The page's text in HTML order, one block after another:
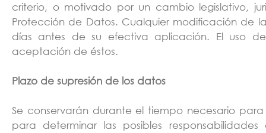
criterio, o motivado por un cambio legislativo,
Protección de Datos. Cualquier modificación de
días antes de su efectiva aplicación. El uso
aceptación de éstos.
Plazo de supresión de los datos
Se conservarán durante el tiempo necesario
para determinar las posibles